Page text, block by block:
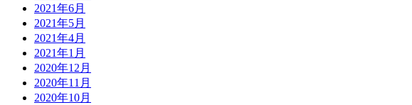
2021年6月
2021年5月
2021年4月
2021年1月
2020年12月
2020年11月
2020年10月